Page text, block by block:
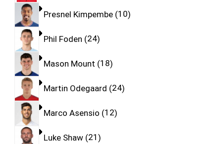
Presnel Kimpembe 10
Phil Foden 24
Mason Mount 18
Martin Odegaard 24
Marco Asensio 12
Luke Shaw 21